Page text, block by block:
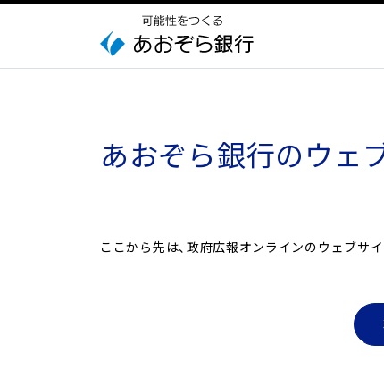
あおぞら銀行のウェ
ここから先は、政府広報オンラインのウェブサイ